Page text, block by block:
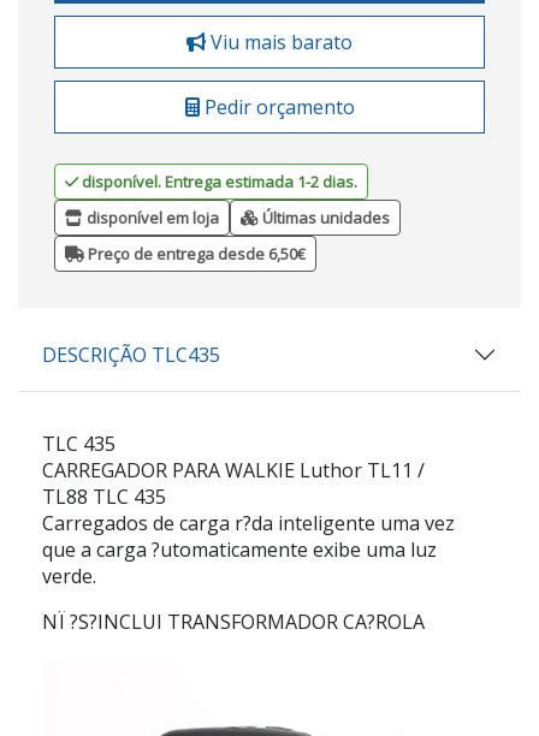
Viu mais barato
Pedir orçamento
disponível. Entrega estimada 1-2 dias.
disponível em loja
Últimas unidades
Preço de entrega desde 6,50€
DESCRIÇÃO TLC435
TLC 435
CARREGADOR PARA WALKIE Luthor TL11 /
TL88 TLC 435
Carregados de carga r?da inteligente uma vez
que a carga ?utomaticamente exibe uma luz
verde.
NÏ ?S?INCLUI TRANSFORMADOR CA?ROLA